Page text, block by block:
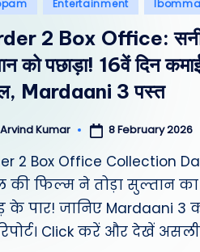
a
te
st
e
a
th
Entertainment Ibomma
2 Box Office:
को पछाड़ा! 16वें दिन
Mardaani 3 पस्त
Arvind Kumar 8 February 2026
2 Box Office Collection
फिल्म ने तोड़ा सुल्तान का
के पार! जानिए Mardaani 3
Click करें और देखें